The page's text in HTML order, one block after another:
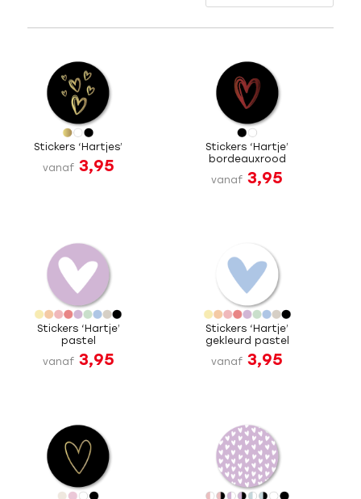
Stickers ‘Hartjes’
vanaf 3,95
Stickers ‘Hartje’
bordeauxrood
vanaf 3,95
Stickers ‘Hartje’
pastel
vanaf 3,95
Stickers ‘Hartje’
gekleurd pastel
vanaf 3,95